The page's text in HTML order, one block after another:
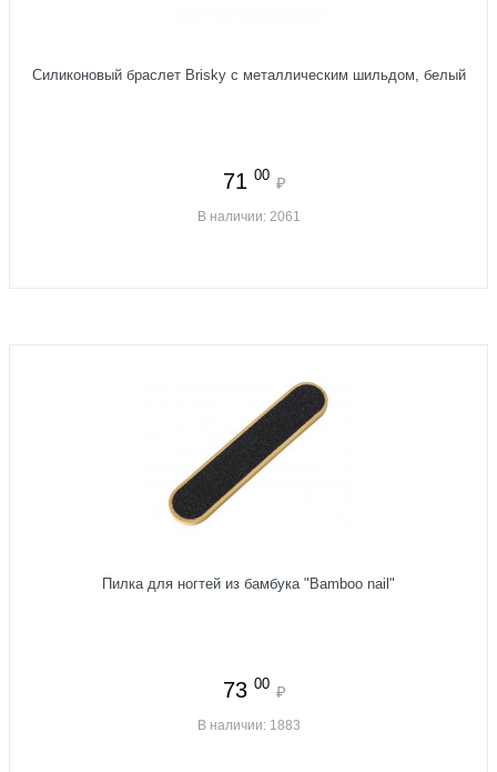
Силиконовый браслет Brisky с металлическим шильдом, белый
71 00 ₽
В наличии: 2061
Пилка для ногтей из бамбука "Bamboo nail"
73 00 ₽
В наличии: 1883